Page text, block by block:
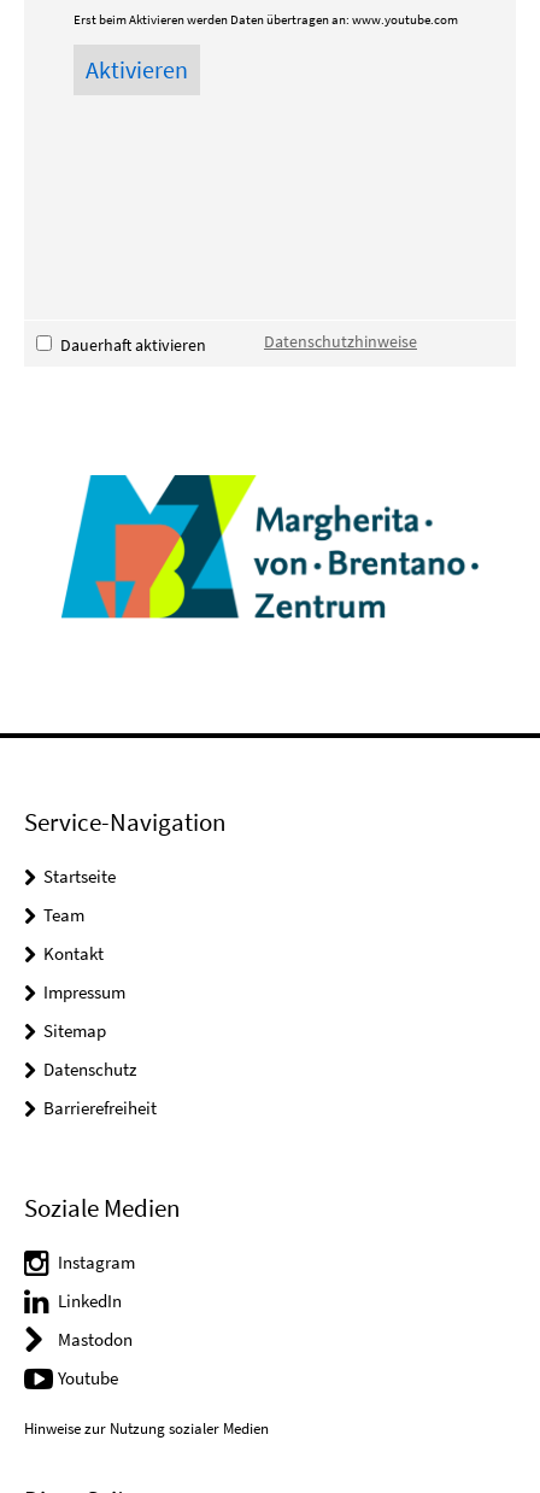
Erst beim Aktivieren werden Daten übertragen an: www.youtube.com
Dauerhaft aktivieren Datenschutzhinweise
Service-Navigation
Startseite
Team
Kontakt
Impressum
Sitemap
Datenschutz
Barrierefreiheit
Soziale Medien
Instagram
LinkedIn
Mastodon
Youtube
Hinweise zur Nutzung sozialer Medien